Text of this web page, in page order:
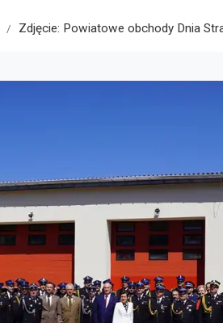
Zdjęcie: Powiatowe obchody Dnia